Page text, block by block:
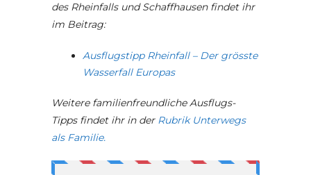
des Rheinfalls und Schaffhausen findet ihr
im Beitrag:
Ausflugstipp Rheinfall – Der grösste
Wasserfall Europas
Weitere familienfreundliche Ausflugs-
Tipps findet ihr in der Rubrik Unterwegs
als Familie.